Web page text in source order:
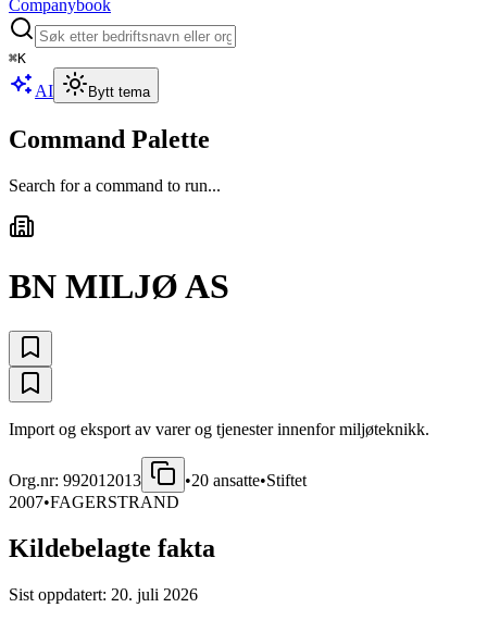
Companybook
⌘K
AI Bytt tema
Command Palette
Search for a command to run...
BN MILJØ AS
Import og eksport av varer og tjenester innenfor miljøteknikk.
Org.nr: 992012013 •20 ansatte•Stiftet
2007•FAGERSTRAND
Kildebelagte fakta
Sist oppdatert: 20. juli 2026